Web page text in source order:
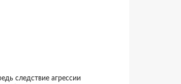
следствие агрессии